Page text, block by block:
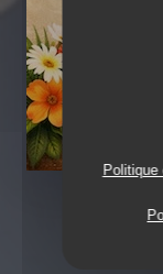
Politique